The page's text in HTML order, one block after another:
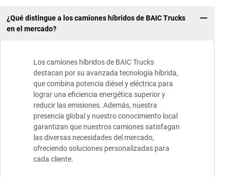
¿Qué distingue a los camiones híbridos de BAIC Trucks
en el mercado?
Los camiones híbridos de BAIC Trucks
destacan por su avanzada tecnología híbrida,
que combina potencia diésel y eléctrica para
lograr una eficiencia energética superior y
reducir las emisiones. Además, nuestra
presencia global y nuestro conocimiento local
garantizan que nuestros camiones satisfagan
las diversas necesidades del mercado,
ofreciendo soluciones personalizadas para
cada cliente.